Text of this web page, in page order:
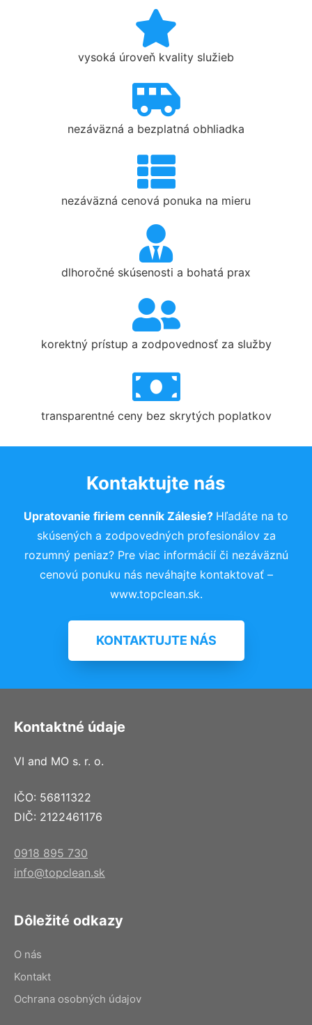
vysoká úroveň kvality služieb
nezáväzná a bezplatná obhliadka
nezáväzná cenová ponuka na mieru
dlhoročné skúsenosti a bohatá prax
korektný prístup a zodpovednosť za služby
transparentné ceny bez skrytých poplatkov
Kontaktujte nás
Upratovanie firiem cenník Zálesie? Hľadáte na to
skúsených a zodpovedných profesionálov za
rozumný peniaz? Pre viac informácií či nezáväznú
cenovú ponuku nás neváhajte kontaktovať –
www.topclean.sk.
KONTAKTUJTE NÁS
Kontaktné údaje
VI and MO s. r. o.
IČO: 56811322
DIČ: 2122461176
0918 895 730
info@topclean.sk
Dôležité odkazy
O nás
Kontakt
Ochrana osobných údajov